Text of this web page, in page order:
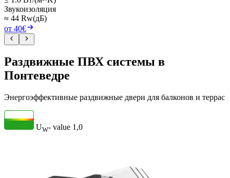
Звукоизоляция
≈ 44 Rw(дБ)
от 40€
Раздвижные ПВХ системы в
Понтеведре
Энергоэффективные раздвижные двери для балконов и террас
UW- value 1,0